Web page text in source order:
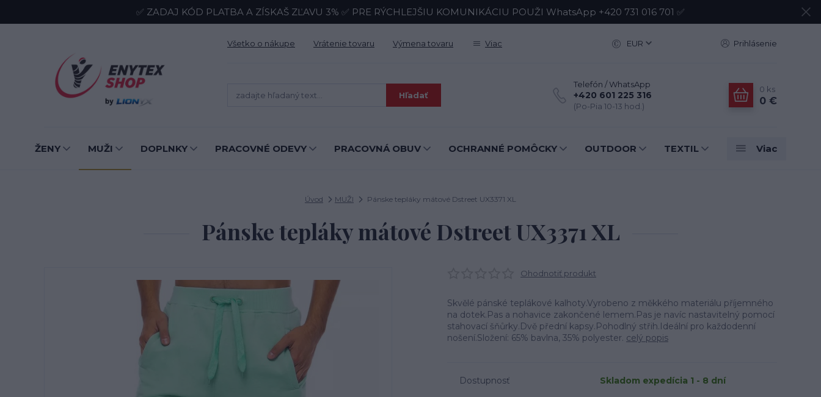
✅ ZADAJ KÓD PLATBA A ZÍSKAŠ ZĽAVU 3% ✅ PRE RÝCHLEJŠIU KOMUNIKÁCIU POUŽI WhatsApp +420 731 016 701 ✅
Všetko o nákupe Vrátenie tovaru Výmena tovaru Viac EUR Prihlásenie
Hľadať
Telefón / WhatsApp
+420 601 225 316
(Po-Pia 10-13 hod.)
0 ks
0 €
ŽENY MUŽI DOPLNKY PRACOVNÉ ODEVY PRACOVNÁ OBUV OCHRANNÉ POMÔCKY OUTDOOR TEXTIL Viac
Úvod MUŽI Pánske tepláky mátové Dstreet UX3371 XL
Pánske tepláky mátové Dstreet UX3371 XL
Ohodnotiť produkt
Skvělé pánské teplákové kalhoty.Vyrobeno z měkkého materiálu příjemného
na dotek.Pas a nohavice zakončené lemem.Pas je navíc nastavitelný pomocí
stahovací šňůrky.Dvě přední kapsy.Pohodlný střih.Ideální pro každodenní
nošení.Složení: 65% bavlna, 35% polyester. celý popis
Dostupnosť Skladom expedícia 1 - 8 dní